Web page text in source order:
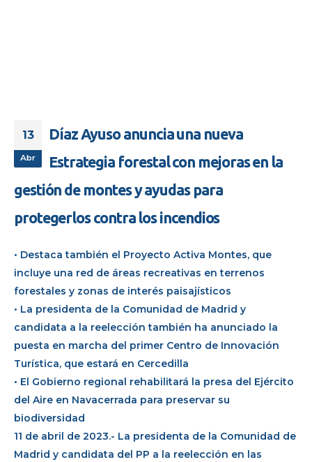
13
Abr
Díaz Ayuso anuncia una nueva
Estrategia forestal con mejoras en la
gestión de montes y ayudas para
protegerlos contra los incendios
• Destaca también el Proyecto Activa Montes, que
incluye una red de áreas recreativas en terrenos
forestales y zonas de interés paisajísticos
• La presidenta de la Comunidad de Madrid y
candidata a la reelección también ha anunciado la
puesta en marcha del primer Centro de Innovación
Turística, que estará en Cercedilla
• El Gobierno regional rehabilitará la presa del Ejército
del Aire en Navacerrada para preservar su
biodiversidad
11 de abril de 2023.- La presidenta de la Comunidad de
Madrid y candidata del PP a la reelección en las